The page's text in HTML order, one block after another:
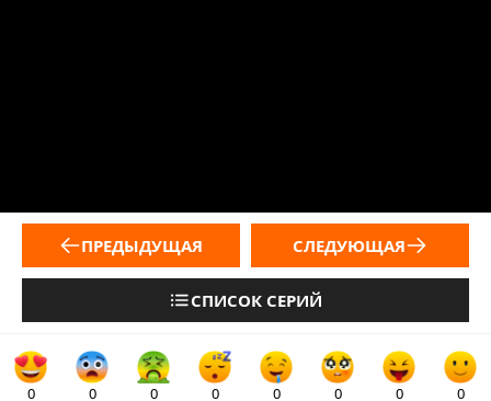
ПРЕДЫДУЩАЯ
СПИСОК СЕРИЙ
СЛЕДУЮЩАЯ
0 0 0 0 0 0 0 0